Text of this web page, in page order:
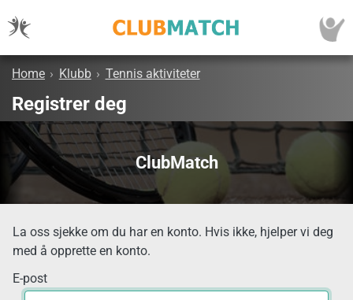
Home › Klubb › Tennis aktiviteter
Registrer deg
ClubMatch
La oss sjekke om du har en konto. Hvis ikke, hjelper vi deg
med å opprette en konto.
E-post